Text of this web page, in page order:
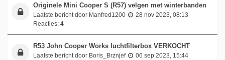
Originele Mini Cooper S (R57) velgen met winterbanden
Laatste bericht door Manfred1200
28 nov 2023, 08:13
Reacties: 4
R53 John Cooper Works luchtfilterbox VERKOCHT
Laatste bericht door Boris_Brznjef
06 sep 2023, 15:44